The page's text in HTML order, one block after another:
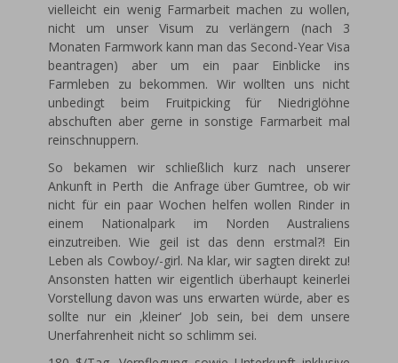
vielleicht ein wenig Farmarbeit machen zu wollen,
nicht um unser Visum zu verlängern (nach 3
Monaten Farmwork kann man das Second-Year Visa
beantragen) aber um ein paar Einblicke ins
Farmleben zu bekommen. Wir wollten uns nicht
unbedingt beim Fruitpicking für Niedriglöhne
abschuften aber gerne in sonstige Farmarbeit mal
reinschnuppern.
So bekamen wir schließlich kurz nach unserer
Ankunft in Perth die Anfrage über Gumtree, ob wir
nicht für ein paar Wochen helfen wollen Rinder in
einem Nationalpark im Norden Australiens
einzutreiben. Wie geil ist das denn erstmal?! Ein
Leben als Cowboy/-girl. Na klar, wir sagten direkt zu!
Ansonsten hatten wir eigentlich überhaupt keinerlei
Vorstellung davon was uns erwarten würde, aber es
sollte nur ein ‚kleiner‘ Job sein, bei dem unsere
Unerfahrenheit nicht so schlimm sei.